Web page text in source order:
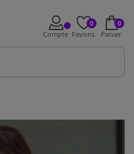
Compte
0
Favoris
0
Panier